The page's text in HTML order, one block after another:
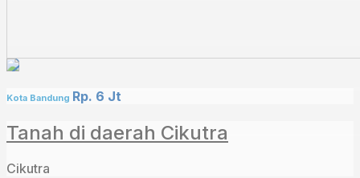
Kota Bandung Rp. 6 Jt
Tanah di daerah Cikutra
Cikutra